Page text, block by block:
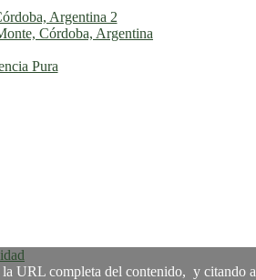
la URL completa del contenido, y citando a